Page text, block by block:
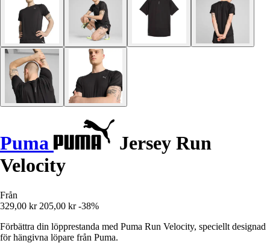
Puma
Jersey Run
Velocity
Från
329,00 kr 205,00 kr -38%
Förbättra din löpprestanda med Puma Run Velocity, speciellt designad
för hängivna löpare från Puma.